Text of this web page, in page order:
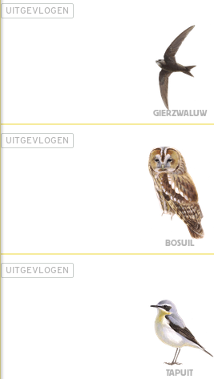
UITGEVLOGEN
GIERZWALUW
UITGEVLOGEN
BOSUIL
UITGEVLOGEN
TAPUIT